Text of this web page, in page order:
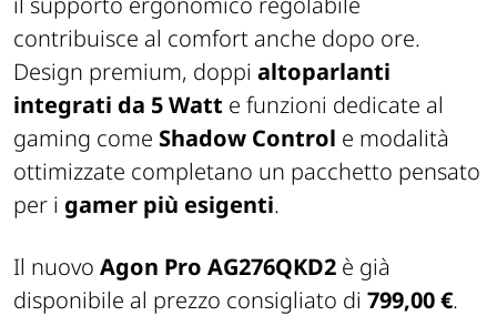
contribuisce al comfort anche dopo ore.
Design premium, doppi altoparlanti
integrati da 5 Watt e funzioni dedicate al
gaming come Shadow Control e modalità
ottimizzate completano un pacchetto pensato
per i gamer più esigenti.
Il nuovo Agon Pro AG276QKD2 è già
disponibile al prezzo consigliato di 799,00 €.